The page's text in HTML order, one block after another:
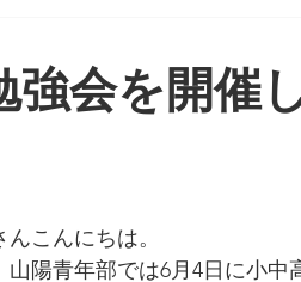
会を開催
んこんにちは。
山陽青年部では6月4日に小中